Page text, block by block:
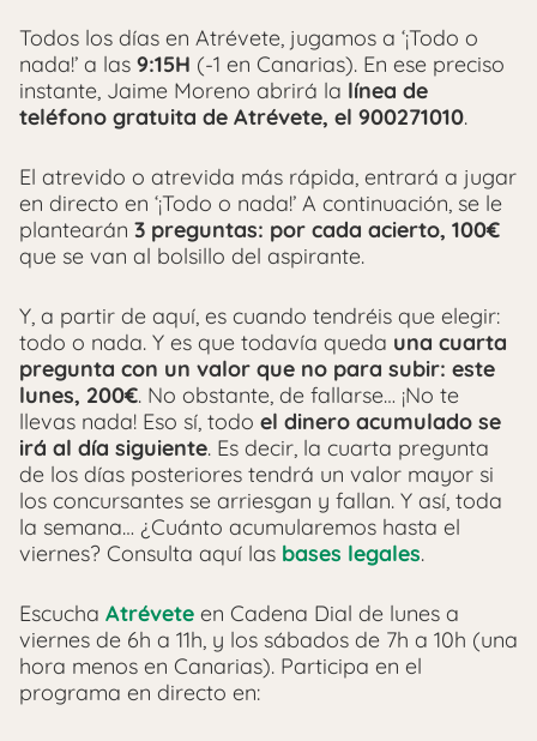
Todos los días en Atrévete, jugamos a ‘¡Todo o
nada!’ a las 9:15H (-1 en Canarias). En ese preciso
instante, Jaime Moreno abrirá la línea de
teléfono gratuita de Atrévete, el 900271010.
El atrevido o atrevida más rápida, entrará a jugar
en directo en ‘¡Todo o nada!’ A continuación, se le
plantearán 3 preguntas: por cada acierto, 100€
que se van al bolsillo del aspirante.
Y, a partir de aquí, es cuando tendréis que elegir:
todo o nada. Y es que todavía queda una cuarta
pregunta con un valor que no para subir: este
lunes, 200€. No obstante, de fallarse… ¡No te
llevas nada! Eso sí, todo el dinero acumulado se
irá al día siguiente. Es decir, la cuarta pregunta
de los días posteriores tendrá un valor mayor si
los concursantes se arriesgan y fallan. Y así, toda
la semana… ¿Cuánto acumularemos hasta el
viernes? Consulta aquí las bases legales.
Escucha Atrévete en Cadena Dial de lunes a
viernes de 6h a 11h, y los sábados de 7h a 10h (una
hora menos en Canarias). Participa en el
programa en directo en: